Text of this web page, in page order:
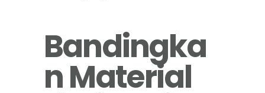
Bandingka
n Material